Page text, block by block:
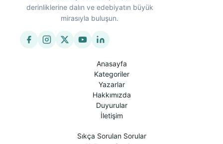
derinliklerine dalın ve edebiyatın büyük
mirasıyla buluşun.
Anasayfa
Kategoriler
Yazarlar
Hakkımızda
Duyurular
İletişim
Sıkça Sorulan Sorular